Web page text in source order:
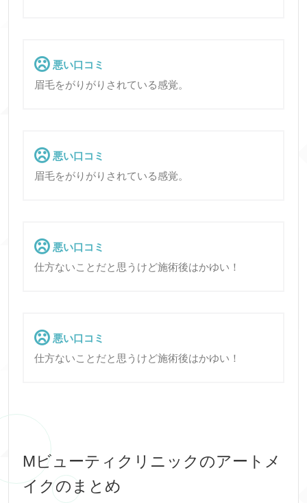
悪い口コミ
眉毛をがりがりされている感覚。
悪い口コミ
眉毛をがりがりされている感覚。
悪い口コミ
仕方ないことだと思うけど施術後はかゆい！
悪い口コミ
仕方ないことだと思うけど施術後はかゆい！
Mビューティクリニックのアートメ
イクのまとめ